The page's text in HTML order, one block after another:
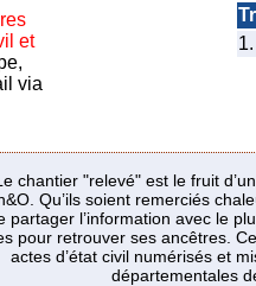
et
via
1.
chantier "relevé" est le fruit
Qu’ils soient remerciés
partager l’information avec le
pour retrouver ses ancêtres.
actes d’état civil numérisés et
départementales